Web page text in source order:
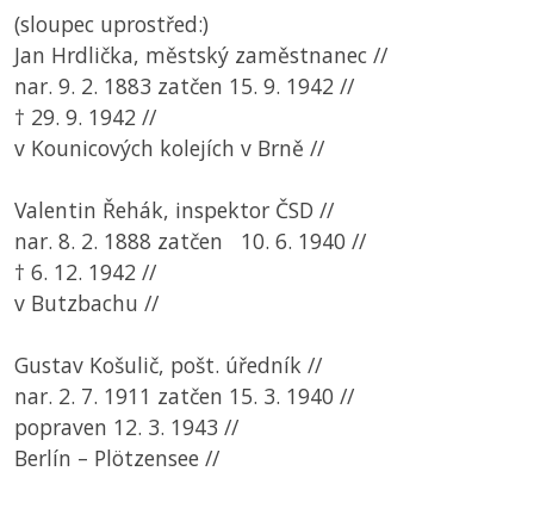
(sloupec uprostřed:)
Jan Hrdlička, městský zaměstnanec //
nar. 9. 2. 1883 zatčen 15. 9. 1942 //
† 29. 9. 1942 //
v Kounicových kolejích v Brně //
Valentin Řehák, inspektor ČSD //
nar. 8. 2. 1888 zatčen 10. 6. 1940 //
† 6. 12. 1942 //
v Butzbachu //
Gustav Košulič, pošt. úředník //
nar. 2. 7. 1911 zatčen 15. 3. 1940 //
popraven 12. 3. 1943 //
Berlín – Plötzensee //